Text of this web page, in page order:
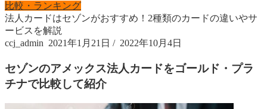
比較・ランキング
法人カードはセゾンがおすすめ！2種類のカードの違いやサ
ービスを解説
ccj_admin 2021年1月21日 / 2022年10月4日
セゾンのアメックス法人カードをゴールド・プラ
チナで比較して紹介